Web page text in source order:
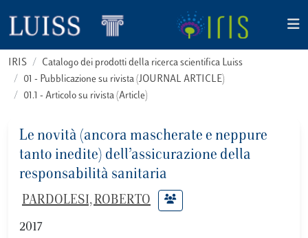
IRIS
Catalogo dei prodotti della ricerca scientifica Luiss
01 - Pubblicazione su rivista (JOURNAL ARTICLE)
01.1 - Articolo su rivista (Article)
Le novità (ancora mascherate e neppure
tanto inedite) dell’assicurazione della
responsabilità sanitaria
PARDOLESI, ROBERTO
2017